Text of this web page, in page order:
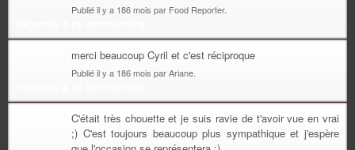
Publié il y a 186 mois par Food Reporter.
merci beaucoup Cyril et c'est réciproque
Publié il y a 186 mois par Ariane.
C'était très chouette et je suis ravie de t'avoir vue en vrai
;) C'est toujours beaucoup plus sympathique et j'espère